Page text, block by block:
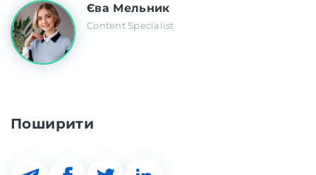
Єва Мельник
Content Specialist
Поширити